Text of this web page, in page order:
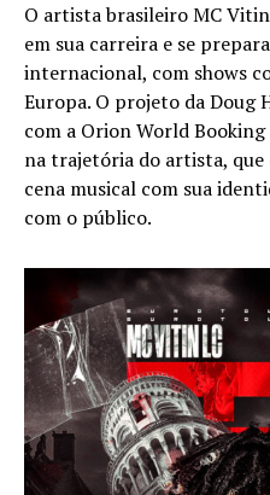
O artista brasileiro MC
em sua carreira e se
internacional, com shows
Europa. O projeto da Doug
com a Orion World
na trajetória do artista, que
cena musical com sua
com o público.